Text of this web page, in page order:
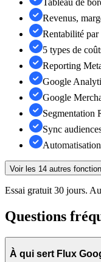
Tableau de
Revenus,
Rentabilité
5 types de
Reporting
Google
Google
Segmentation
Sync
Voir les 14 autres
Essai gratuit 30 jours.
Questions
À qui sert Flux